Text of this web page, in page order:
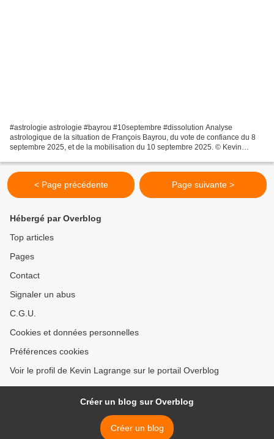
#astrologie astrologie #bayrou #10septembre #dissolution Analyse
astrologique de la situation de François Bayrou, du vote de confiance du 8
septembre 2025, et de la mobilisation du 10 septembre 2025. © Kevin
< Page précédente Page suivante >
Hébergé par Overblog
Top articles
Pages
Contact
Signaler un abus
C.G.U.
Cookies et données personnelles
Préférences cookies
Voir le profil de Kevin Lagrange sur le portail Overblog
Créer un blog sur Overblog
Créer un blog